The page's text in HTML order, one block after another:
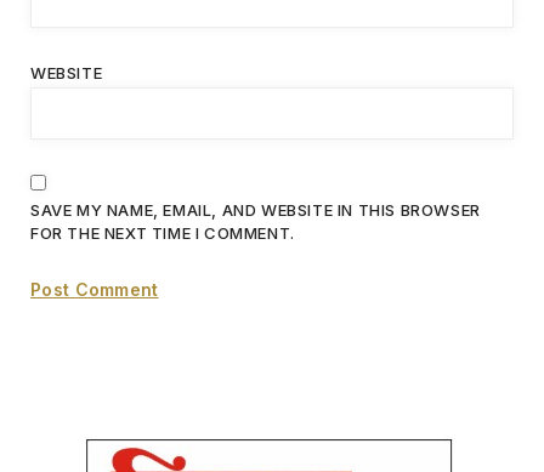
WEBSITE
SAVE MY NAME, EMAIL, AND WEBSITE IN THIS BROWSER
FOR THE NEXT TIME I COMMENT.